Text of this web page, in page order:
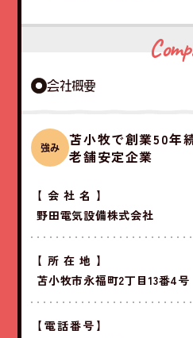
会社概要
強み
苫小牧で創業50年
老舗安定企業
【会社名】
野田電気設備株式会社
【所在地】
苫小牧市永福町2丁目13番4号
【電話番号】